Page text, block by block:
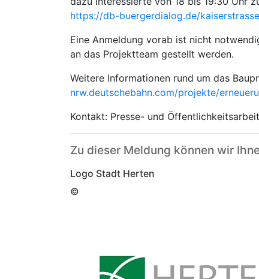
https://db-buergerdialog.de/kaiserstrasse
Eine Anmeldung vorab ist nicht
an das Projektteam gestellt werden.
Weitere Informationen rund um das
nrw.deutschebahn.com/projekte/
Kontakt: Presse- und
Zu dieser Meldung können wir
Logo Stadt Herten
©